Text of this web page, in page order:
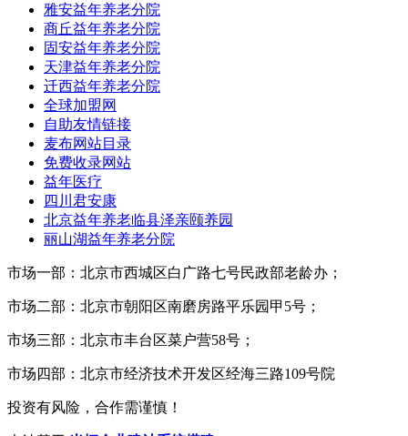
雅安益年养老分院
商丘益年养老分院
固安益年养老分院
天津益年养老分院
迁西益年养老分院
全球加盟网
自助友情链接
麦布网站目录
免费收录网站
益年医疗
四川君安康
北京益年养老临县泽亲颐养园
丽山湖益年养老分院
市场一部：北京市西城区白广路七号民政部老龄办；
市场二部：北京市朝阳区南磨房路平乐园甲5号；
市场三部：北京市丰台区菜户营58号；
市场四部：北京市经济技术开发区经海三路109号院
投资有风险，合作需谨慎！